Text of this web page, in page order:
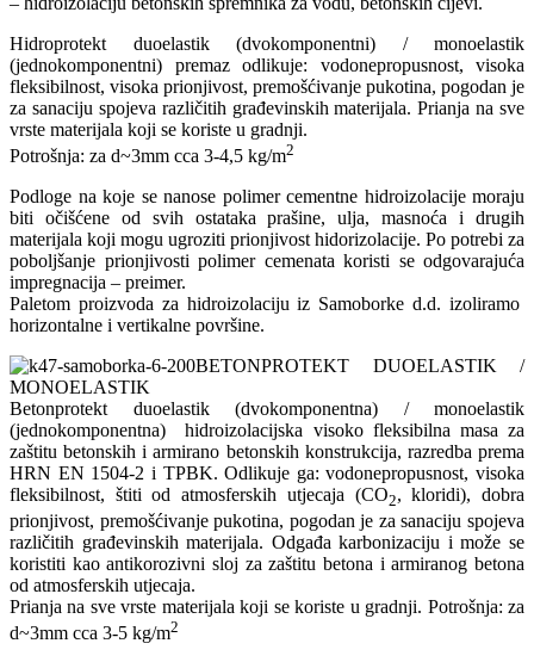
Hidroprotekt duoelastik (dvokomponentni) / monoelastik
(jednokomponentni) premaz odlikuje: vodonepropusnost, visoka
fleksibilnost, visoka prionjivost, premošćivanje pukotina, pogodan je
za sanaciju spojeva različitih građevinskih materijala. Prianja na sve
vrste materijala koji se koriste u gradnji.
Potrošnja: za d~3mm cca 3-4,5 kg/m2
Podloge na koje se nanose polimer cementne hidroizolacije moraju
biti očišćene od svih ostataka prašine, ulja, masnoća i drugih
materijala koji mogu ugroziti prionjivost hidorizolacije. Po potrebi za
poboljšanje prionjivosti polimer cemenata koristi se odgovarajuća
impregnacija – preimer.
Paletom proizvoda za hidroizolaciju iz Samoborke d.d. izoliramo
horizontalne i vertikalne površine.
BETONPROTEKT DUOELASTIK /
MONOELASTIK
Betonprotekt duoelastik (dvokomponentna) / monoelastik
(jednokomponentna) hidroizolacijska visoko fleksibilna masa za
zaštitu betonskih i armirano betonskih konstrukcija, razredba prema
HRN EN 1504-2 i TPBK. Odlikuje ga: vodonepropusnost, visoka
fleksibilnost, štiti od atmosferskih utjecaja (CO2, kloridi), dobra
prionjivost, premošćivanje pukotina, pogodan je za sanaciju spojeva
različitih građevinskih materijala. Odgađa karbonizaciju i može se
koristiti kao antikorozivni sloj za zaštitu betona i armiranog betona
od atmosferskih utjecaja.
Prianja na sve vrste materijala koji se koriste u gradnji. Potrošnja: za
d~3mm cca 3-5 kg/m2